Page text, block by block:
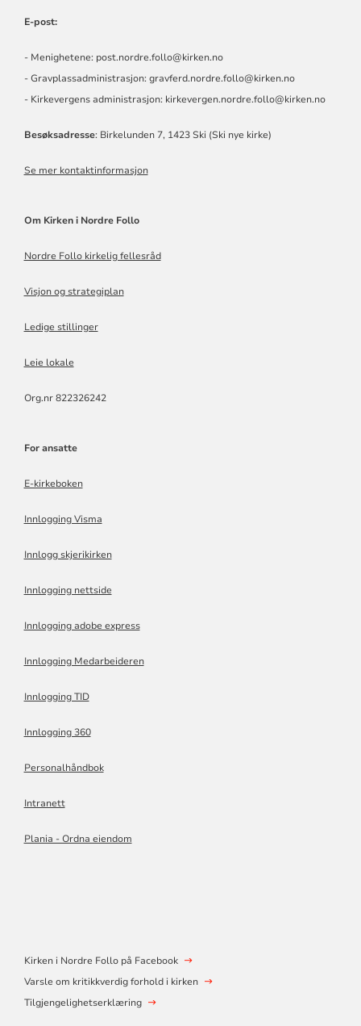
E-post:
- Menighetene: post.nordre.follo@kirken.no
- Gravplassadministrasjon: gravferd.nordre.follo@kirken.no
- Kirkevergens administrasjon: kirkevergen.nordre.follo@kirken.no
Besøksadresse: Birkelunden 7, 1423 Ski (Ski nye kirke)
Se mer kontaktinformasjon
Om Kirken i Nordre Follo
Nordre Follo kirkelig fellesråd
Visjon og strategiplan
Ledige stillinger
Leie lokale
Org.nr 822326242
For ansatte
E-kirkeboken
Innlogging Visma
Innlogg skjerikirken
Innlogging nettside
Innlogging adobe express
Innlogging Medarbeideren
Innlogging TID
Innlogging 360
Personalhåndbok
Intranett
Plania - Ordna eiendom
Kirken i Nordre Follo på Facebook
Varsle om kritikkverdig forhold i kirken
Tilgjengelighetserklæring